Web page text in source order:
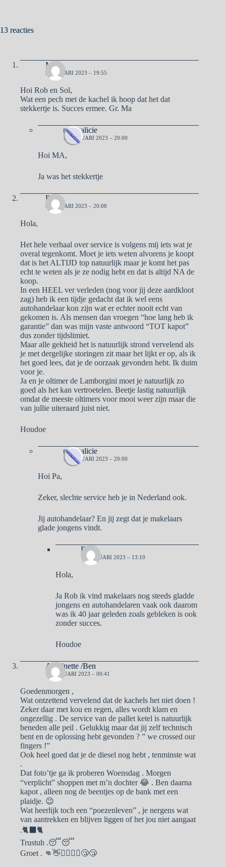
13 reacties
Ma
9 JANUARI 2023 – 19:55
Hoi Rob en Sol,
Wat een pech met de kachel ik hoop dat het dat
stekkertje is. Succes ermee. Gr. Ma
naargalicie
10 JANUARI 2023 – 20:00
Hoi MA,
Ja was het stekkertje
Pa
9 JANUARI 2023 – 20:08
Hola,
Het hele verhaal over service is volgens mij iets wat je
overal tegenkomt. Moet je iets weten alvorens je koopt
dat is het ALTIJD top natuurlijk maar je komt het pas
echt te weten als je ze nodig hebt en dat is altijd NA de
koop.
In een HEEL ver verleden (nog voor jij deze aardkloot
zag) heb ik een tijdje gedacht dat ik wel eens
autohandelaar kon zijn wat er echter nooit echt van
gekomen is. Als mensen dan vroegen “hoe lang heb ik
garantie” dan was mijn vaste antwoord “TOT kapot”
dus zonder tijdslimiet.
Maar alle gekheid het is natuurlijk strond vervelend als
je met dergelijke storingen zit maar het lijkt er op, als ik
het goed lees, dat je de oorzaak gevonden hebt. Ik duim
voor je.
Ja en je oltimer de Lamborgini moet je natuurlijk zo
goed als het kan vertroetelen. Beetje lastig natuurlijk
omdat de meeste oltimers voor mooi weer zijn maar die
van jullie uiteraard juist niet.
Houdoe
naargalicie
10 JANUARI 2023 – 20:00
Hoi Pa,
Zeker, slechte service heb je in Nederland ook.
Jij autohandelaar? En jij zegt dat je makelaars
glade jongens vindt.
Pa
11 JANUARI 2023 – 13:10
Hola,
Ja Rob ik vind makelaars nog steeds gladde
jongens en autohandelaren vaak ook daarom
was ik 40 jaar geleden zoals gebleken is ook
zonder succes.
Houdoe
Antoinette /Ben
10 JANUARI 2023 – 00:41
Goedenmorgen ,
Wat ontzettend vervelend dat de kachels het niet doen !
Zeker daar met kou en regen, alles wordt klam en
ongezellig . De service van de pallet ketel is natuurlijk
beneden alle peil . Gelukkig maar dat jij zelf technisch
bent en de oplossing hebt gevonden ? ” we crossed our
fingers !”
Ook heel goed dat je de diesel nog hebt , tenminste wat
.
Dat foto’tje ga ik proberen Woensdag . Morgen
“verplicht” shoppen met m’n dochter 😂 . Ben daarna
kapot , alleen nog de beentjes op de bank met een
plaidje. 😉
Wat heerlijk toch een “poezenleven” , je nergens wat
van aantrekken en blijven liggen of het jou niet aangaat
.🐈‍⬛🐈
Trustuh .😴😴
Groet . 👊👋🙋‍♀️🙋‍♂️😴😴